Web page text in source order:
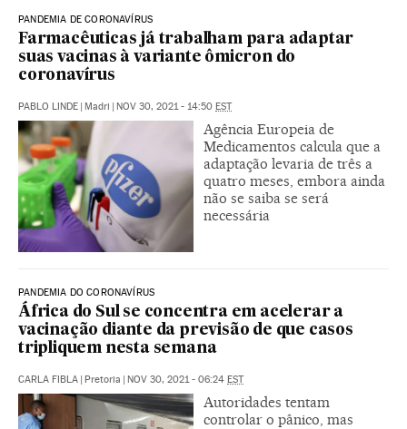
PANDEMIA DE CORONAVÍRUS
Farmacêuticas já trabalham para adaptar
suas vacinas à variante ômicron do
coronavírus
PABLO LINDE | Madri | NOV 30, 2021 - 14:50 EST
Agência Europeia de
Medicamentos calcula que a
adaptação levaria de três a
quatro meses, embora ainda
não se saiba se será
necessária
PANDEMIA DO CORONAVÍRUS
África do Sul se concentra em acelerar a
vacinação diante da previsão de que casos
tripliquem nesta semana
CARLA FIBLA | Pretoria | NOV 30, 2021 - 06:24 EST
Autoridades tentam
controlar o pânico, mas